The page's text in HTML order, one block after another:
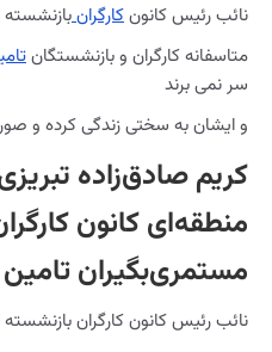
نائب رئیس کانونکارگران
متاسفانه کارگران و بازنشستگان
سر نمی برند
و ایشان به سختی زندگی کرده و
کریم صادق‌زاده
منطقه‌ای کانون
مستمری‌بگیران
نائب رئیس کانون کارگران